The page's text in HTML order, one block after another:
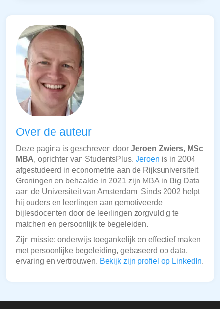
Over de auteur
Deze pagina is geschreven door Jeroen Zwiers, MSc
MBA, oprichter van StudentsPlus. Jeroen is in 2004
afgestudeerd in econometrie aan de Rijksuniversiteit
Groningen en behaalde in 2021 zijn MBA in Big Data
aan de Universiteit van Amsterdam. Sinds 2002 helpt
hij ouders en leerlingen aan gemotiveerde
bijlesdocenten door de leerlingen zorgvuldig te
matchen en persoonlijk te begeleiden.
Zijn missie: onderwijs toegankelijk en effectief maken
met persoonlijke begeleiding, gebaseerd op data,
ervaring en vertrouwen. Bekijk zijn profiel op LinkedIn.